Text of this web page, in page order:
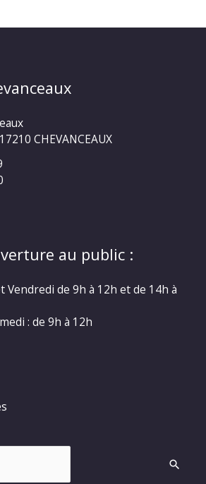
CHEVANCEAUX
au public :
Vendredi de 9h à 12h et de 14h à
: de 9h à 12h